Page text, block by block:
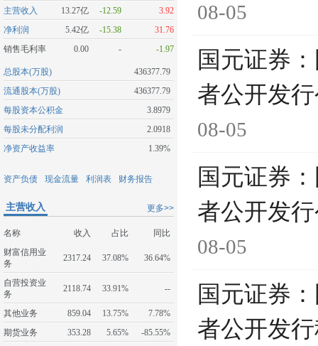
主营收入
13.27亿 -12.59
3.92
净利润
5.42亿 -15.38
31.76
销售毛利率
0.00 - -1.97
总股本(万股)
436377.79
流通股本(万股)
436377.79
每股资本公积金
3.8979
每股未分配利润
2.0918
净资产收益率
1.39%
资产负债 现金流量 利润表 财务报告
更多>>
主营收入
名称 收入 占比
同比
财富信用业
务
2317.24 37.08% 36.64%
自营投资业
务
2118.74 33.91% --
其他业务 859.04 13.75%
7.78%
期货业务
353.28 5.65%
-85.55%
08-05
国元证券
者公开发
08-05
国元证券
者公开发
08-05
国元证券
者公开发